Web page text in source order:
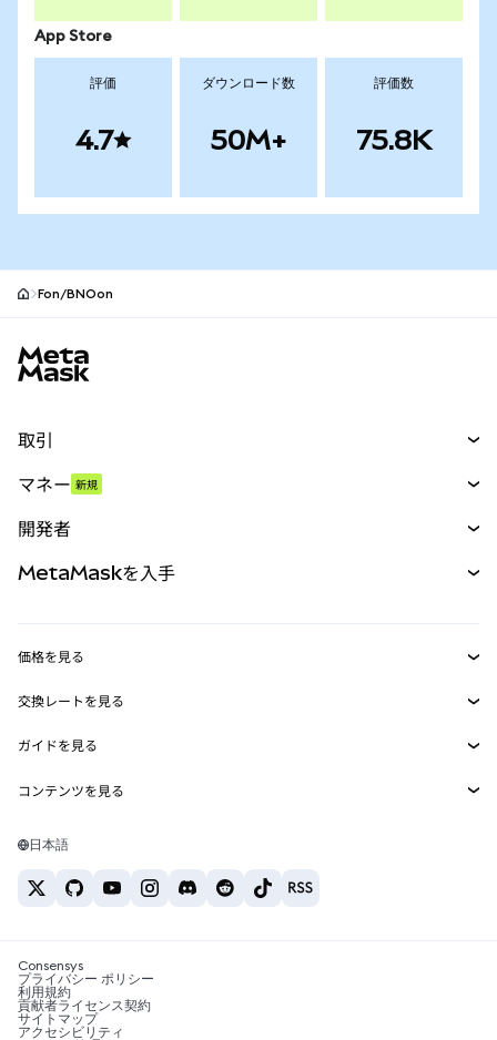
App Store
評価
4.7
ダウンロード数
50M+
評価数
75.8K
Fon/BNOon
取引
パーペチュアル
RWA
マネー 新規
開発者
MetaMask Connect
Snaps
Web3サービス
MetaMaskを入手
セキュリティ
サポート
キャリア
お問い合わせ
価格を見る
イーサリアムの価格
Solanaの価格
Tetherの価格
交換レートを見る
ETH→USD
USDT→INR
BTC→INR
ETH→USDT
ガイドを見る
ETHの購入
USDTの購入
SHIBの購入
BNBの購入
コンテンツを見る
Solanaウォレット
税制関連ニュース
暗号資産の購入方法は？
日本語
Consensys
プライバシー ポリシー
利用規約
貢献者ライセンス契約
サイトマップ
アクセシビリティ